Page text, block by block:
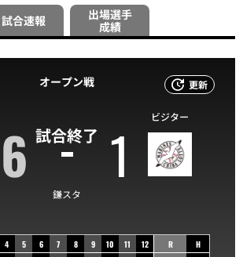
試合速報
出場選手
成績
更新
オープン戦
試合終了
6 1
ビジター
鎌スタ
4 5 6 7 8 9 10 11 12 R H